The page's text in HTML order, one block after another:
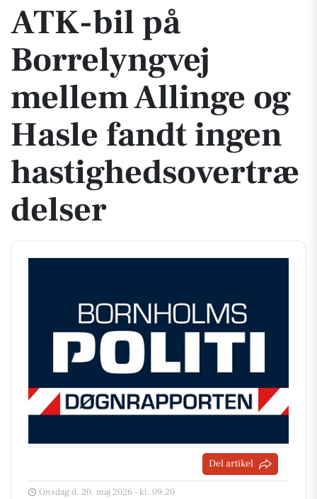
ATK-bil på
Borrelyngvej
mellem Allinge og
Hasle fandt ingen
hastighedsovertræ
delser
Del artikel
Onsdag d. 20. maj 2026 - kl. 09:20